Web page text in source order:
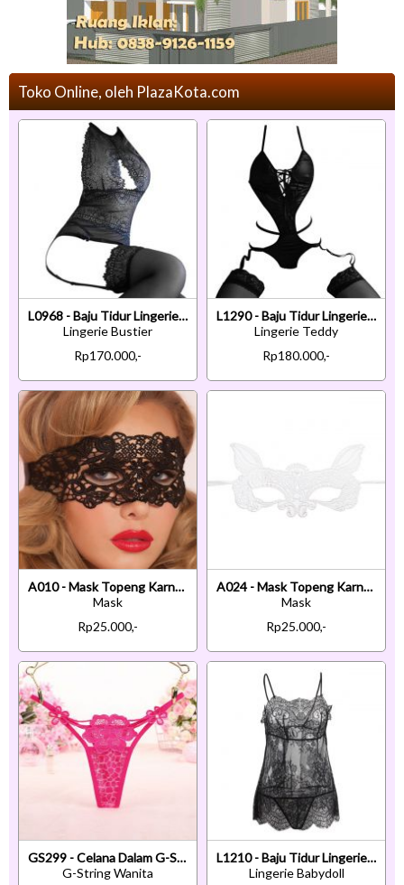
Toko Online, oleh PlazaKota.com
L0968 - Baju Tidur Lingerie Bustier Corset Dress Halter Hitam Transparan Garter Strap Stocking Polos
Lingerie Bustier
Rp170.000,-
L1290 - Baju Tidur Lingerie Teddy Bodysuit Dress Tali Silang Hitam Garter Stocking
Lingerie Teddy
Rp180.000,-
A010 - Mask Topeng Karnaval Penutup Mata Hitam
Mask
Rp25.000,-
A024 - Mask Topeng Karnaval Penutup Mata Cat Kucing Putih
Mask
Rp25.000,-
GS299 - Celana Dalam G-String Wanita Bunga Magenta Transparan
G-String Wanita
L1210 - Baju Tidur Lingerie Babydoll Mini Dress Hitam Transparan Ikat Belakang
Lingerie Babydoll